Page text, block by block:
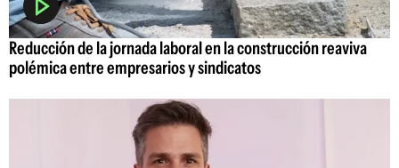
Reducción de la jornada laboral en la construcción reaviva
polémica entre empresarios y sindicatos